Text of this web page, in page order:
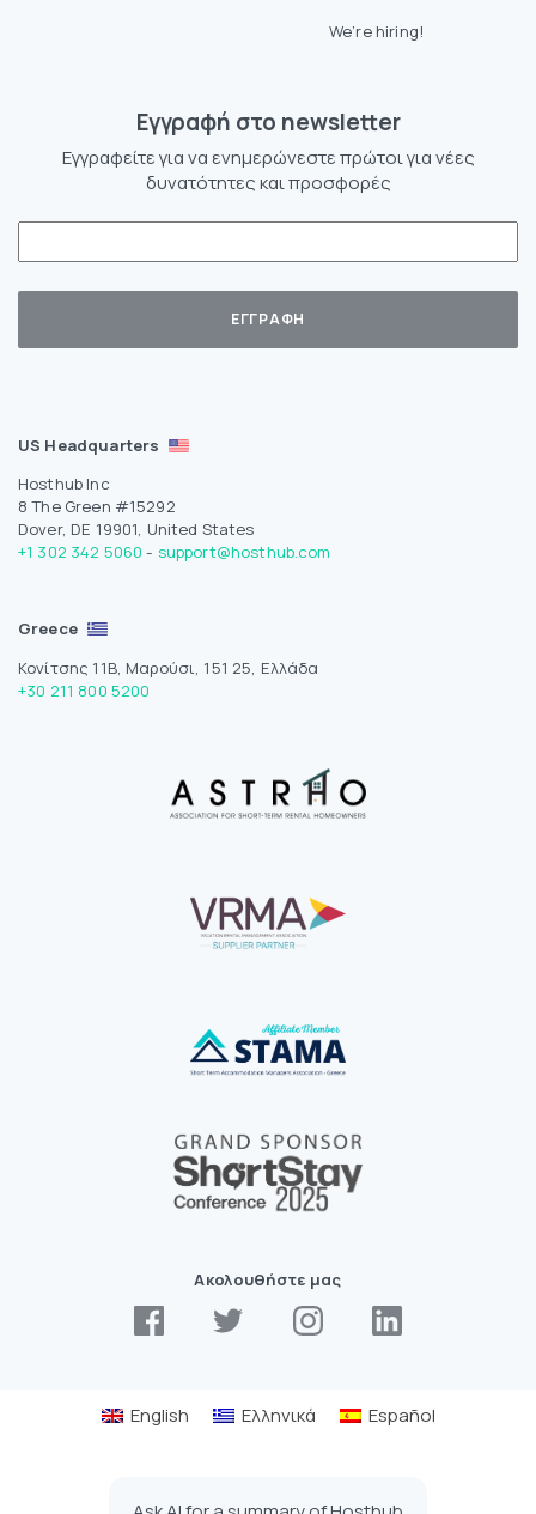
We’re hiring!
Eγγραφή στο newsletter
Εγγραφείτε για να ενημερώνεστε πρώτοι για νέες
δυνατότητες και προσφορές
US Headquarters
Hosthub Inc
8 The Green #15292
Dover, DE 19901, United States
+1 302 342 5060 - support@hosthub.com
Greece
Κονίτσης 11Β, Μαρούσι, 151 25, Ελλάδα
+30 211 800 5200
Ακολουθήστε μας
English Ελληνικά Español